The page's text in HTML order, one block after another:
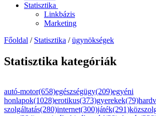
Statisztika
Linkbázis
Marketing
Főoldal / Statisztika /ügynökségek
Statisztika kategóriák
autó-motor(658)egészségügy(209)egyéni
honlapok(1028)erotikus(373)gyerekek(79)
szolgáltatás(280)internet(300)játék(291)